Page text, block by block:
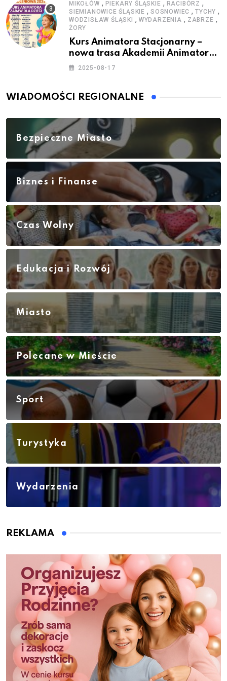
MIKOŁÓW , PIEKARY ŚLĄSKIE , RACIBÓRZ ,
SIEMIANOWICE ŚLĄSKIE ,SOSNOWIEC ,TYCHY ,
WODZISŁAW ŚLĄSKI , WYDARZENIA , ZABRZE ,
ŻORY
Kurs Animatora Stacjonarny –
nowa trasa Akademii Animatora
– jesień 2025
2025-08-17
WIADOMOŚCI REGIONALNE
Bezpieczne Miasto
Biznes i Finanse
Czas Wolny
Edukacja i Rozwój
Miasto
Polecane w Mieście
Sport
Turystyka
Wydarzenia
REKLAMA